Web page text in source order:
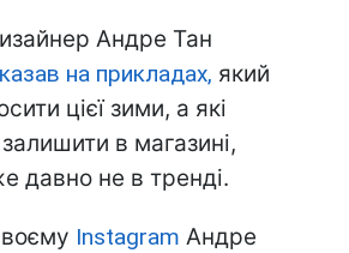
Андре Тан
на прикладах, який
цієї зими, а які
в магазині,
давно не в тренді.
Instagram Андре